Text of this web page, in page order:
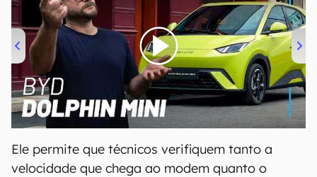
00:00/04:07
Ele permite que técnicos verifiquem tanto a
velocidade que chega ao modem quanto o